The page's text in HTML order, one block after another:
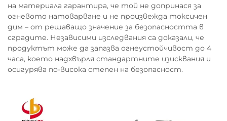
на материала гарантира, че той не допринася за
огневото натоварване и не произвежда токсичен
дим – от решаващо значение за безопасността в
сградите. Независими изследвания са доказали, че
продуктът може да запазва огнеустойчивост до 4
часа, което надхвърля стандартните изисквания и
осигурява по-висока степен на безопасност.